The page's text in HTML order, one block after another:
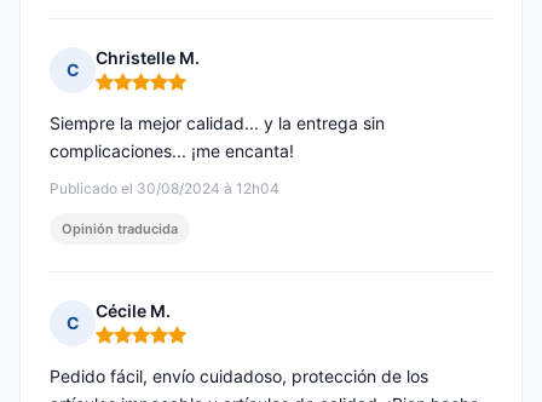
C
Christelle M.
Nota: 5 de 5
Publicado el 30/08/2024 à 12h04
Siempre la mejor calidad... y la entrega sin
complicaciones... ¡me encanta!
Opinión traducida
C
Cécile M.
Nota: 5 de 5
Pedido fácil, envío cuidadoso, protección de los